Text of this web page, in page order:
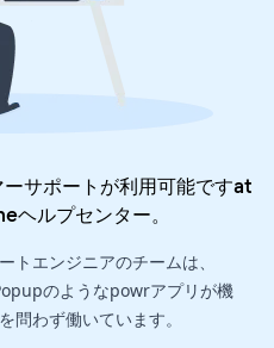
サポートが利用可能ですat
ヘルプセンター。
トエンジニアのチームは、
のようなpowrアプリが機
問わず働いています。